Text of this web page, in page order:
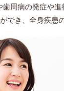
周病の発症や進
き、全身疾患